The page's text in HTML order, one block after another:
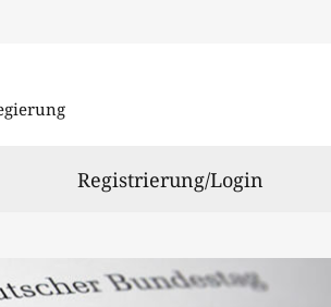
Registrierung/Login